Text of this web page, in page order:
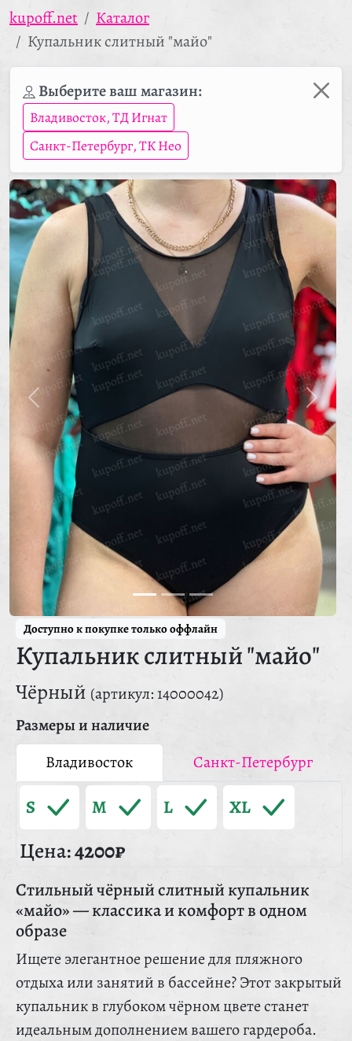
kupoff.net
Каталог
Купальник слитный "майо"
Выберите ваш магазин:
Владивосток, ТД Игнат
Санкт-Петербург, ТК Нео
Доступно к покупке только оффлайн
Купальник слитный "майо"
Чёрный (артикул: 14000042)
Размеры и наличие
Владивосток
Санкт-Петербург
S M L XL
Цена:4200₽
Стильный чёрный слитный купальник
«майо» — классика и комфорт в одном
образе
Ищете элегантное решение для пляжного
отдыха или занятий в бассейне? Этот закрытый
купальник в глубоком чёрном цвете станет
идеальным дополнением вашего гардероба.